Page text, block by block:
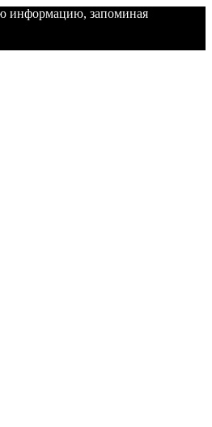
информацию, запоминая